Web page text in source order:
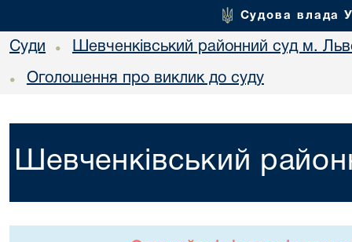
Судова влада
Суди • Шевченківський районний суд м.
• Оголошення про виклик до суду
Шевченківський